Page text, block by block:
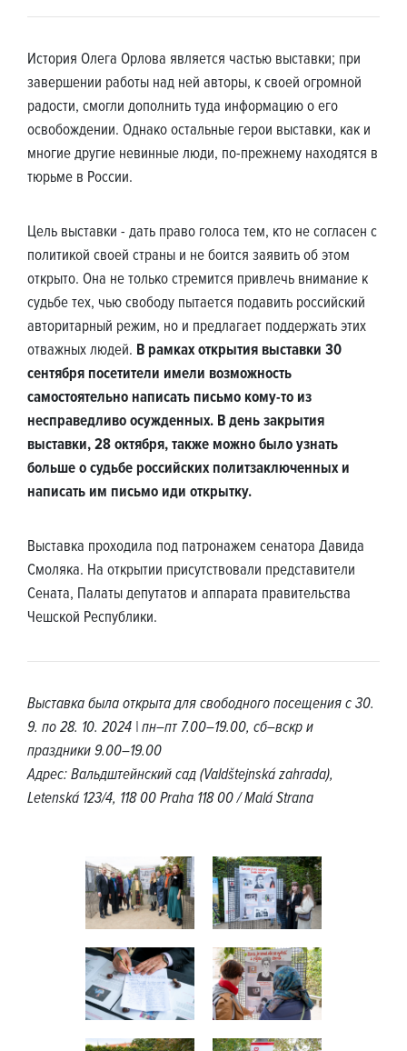
История Олега Орлова является частью выставки; при
завершении работы над ней авторы, к своей огромной
радости, смогли дополнить туда информацию о его
освобождении. Однако остальные герои выставки, как и
многие другие невинные люди, по-прежнему находятся в
тюрьме в России.
Цель выставки - дать право голоса тем, кто не согласен с
политикой своей страны и не боится заявить об этом
открыто. Она не только стремится привлечь внимание к
судьбе тех, чью свободу пытается подавить российский
авторитарный режим, но и предлагает поддержать этих
отважных людей. В рамках открытия выставки 30
сентября посетители имели возможность
самостоятельно написать письмо кому-то из
несправедливо осужденных. В день закрытия
выставки, 28 октября, также можно было узнать
больше о судьбе российских политзаключенных и
написать им письмо иди открытку.
Выставка проходила под патронажем сенатора Давида
Смоляка. На открытии присутствовали представители
Сената, Палаты депутатов и аппарата правительства
Чешской Республики.
Выставка была открыта для свободного посещения с 30.
9. по 28. 10. 2024 | пн–пт 7.00–19.00, сб–вскр и
праздники 9.00–19.00
Адрес: Вальдштейнский сад (Valdštejnská zahrada),
Letenská 123/4, 118 00 Praha 118 00 / Malá Strana